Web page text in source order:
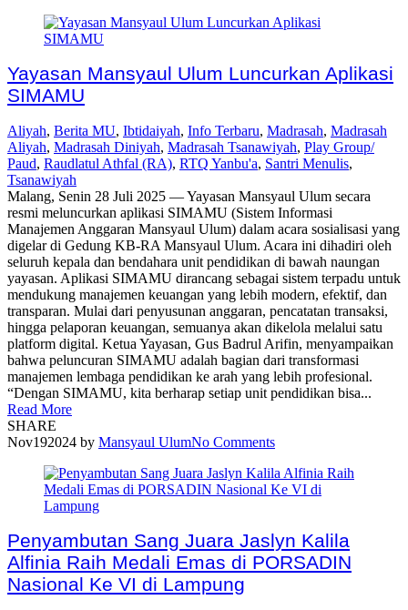
Yayasan Mansyaul Ulum Luncurkan Aplikasi
SIMAMU
Aliyah, Berita MU, Ibtidaiyah, Info Terbaru, Madrasah, Madrasah
Aliyah, Madrasah Diniyah, Madrasah Tsanawiyah, Play Group/
Paud, Raudlatul Athfal (RA), RTQ Yanbu'a, Santri Menulis,
Tsanawiyah
Malang, Senin 28 Juli 2025 — Yayasan Mansyaul Ulum secara
resmi meluncurkan aplikasi SIMAMU (Sistem Informasi
Manajemen Anggaran Mansyaul Ulum) dalam acara sosialisasi yang
digelar di Gedung KB-RA Mansyaul Ulum. Acara ini dihadiri oleh
seluruh kepala dan bendahara unit pendidikan di bawah naungan
yayasan. Aplikasi SIMAMU dirancang sebagai sistem terpadu untuk
mendukung manajemen keuangan yang lebih modern, efektif, dan
transparan. Mulai dari penyusunan anggaran, pencatatan transaksi,
hingga pelaporan keuangan, semuanya akan dikelola melalui satu
platform digital. Ketua Yayasan, Gus Badrul Arifin, menyampaikan
bahwa peluncuran SIMAMU adalah bagian dari transformasi
manajemen lembaga pendidikan ke arah yang lebih profesional.
“Dengan SIMAMU, kita berharap setiap unit pendidikan bisa...
Read More
SHARE
Nov192024 by Mansyaul UlumNo Comments
Penyambutan Sang Juara Jaslyn Kalila
Alfinia Raih Medali Emas di PORSADIN
Nasional Ke VI di Lampung